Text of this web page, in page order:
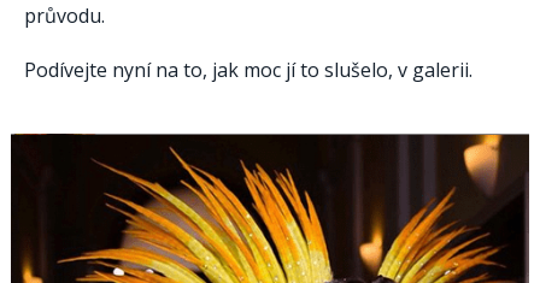
průvodu.
Podívejte nyní na to, jak moc jí to slušelo, v galerii.